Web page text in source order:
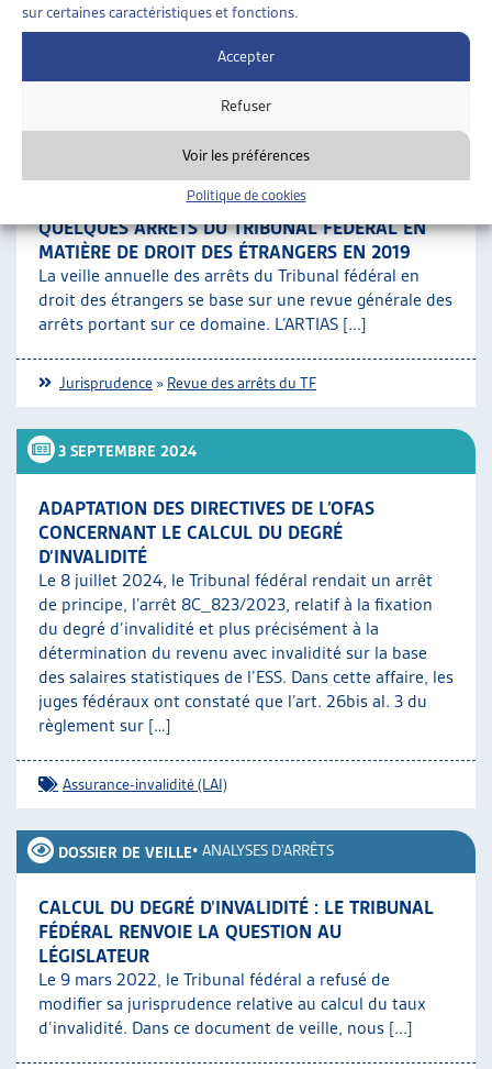
sur certaines caractéristiques et fonctions.
Accepter
Refuser
Voir les préférences
Politique de cookies
Nous publierons prochainement une synthèse des arrêts
choisis qui auront pour thème les autres assurances
SUR LE MÊME THÈME…
QUELQUES ARRÊTS DU TRIBUNAL FÉDÉRAL EN
MATIÈRE DE DROIT DES ÉTRANGERS EN 2019
La veille annuelle des arrêts du Tribunal fédéral en
droit des étrangers se base sur une revue générale des
arrêts portant sur ce domaine. L’ARTIAS [...]
Jurisprudence » Revue des arrêts du TF
3 SEPTEMBRE 2024
ADAPTATION DES DIRECTIVES DE L’OFAS
CONCERNANT LE CALCUL DU DEGRÉ
D’INVALIDITÉ
Le 8 juillet 2024, le Tribunal fédéral rendait un arrêt
de principe, l’arrêt 8C_823/2023, relatif à la fixation
du degré d’invalidité et plus précisément à la
détermination du revenu avec invalidité sur la base
des salaires statistiques de l’ESS. Dans cette affaire, les
juges fédéraux ont constaté que l’art. 26bis al. 3 du
règlement sur […]
Assurance-invalidité (LAI)
DOSSIER DE VEILLE• ANALYSES D'ARRÊTS
CALCUL DU DEGRÉ D’INVALIDITÉ : LE TRIBUNAL
FÉDÉRAL RENVOIE LA QUESTION AU
LÉGISLATEUR
Le 9 mars 2022, le Tribunal fédéral a refusé de
modifier sa jurisprudence relative au calcul du taux
d’invalidité. Dans ce document de veille, nous [...]